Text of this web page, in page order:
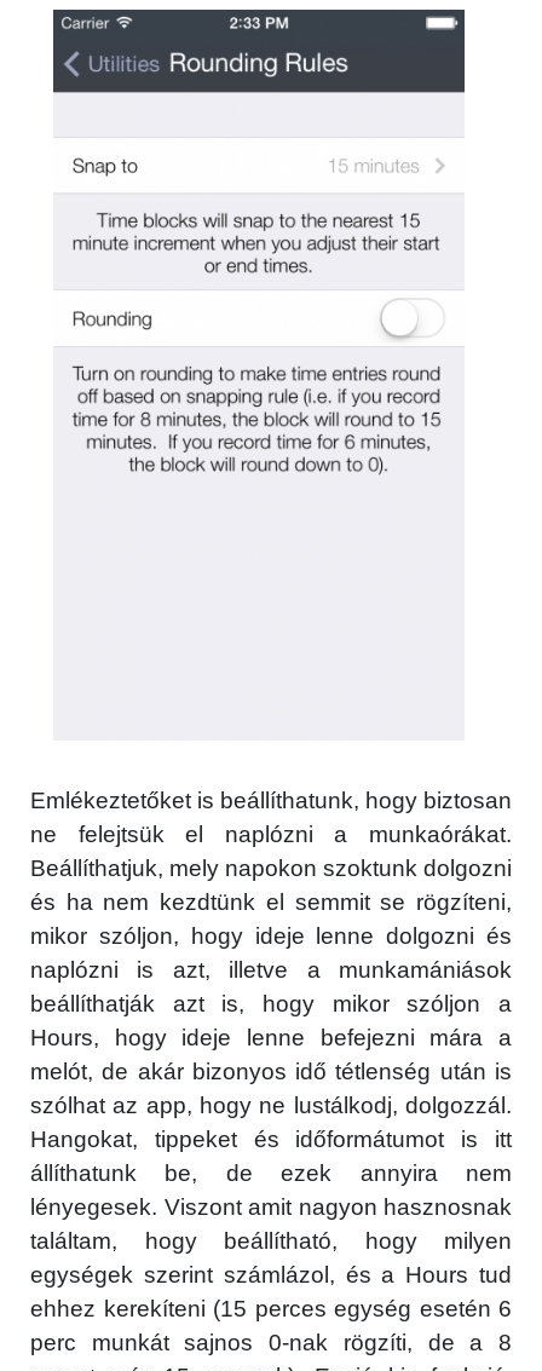
Emlékeztetőket is beállíthatunk, hogy biztosan
ne felejtsük el naplózni a munkaórákat.
Beállíthatjuk, mely napokon szoktunk dolgozni
és ha nem kezdtünk el semmit se rögzíteni,
mikor szóljon, hogy ideje lenne dolgozni és
naplózni is azt, illetve a munkamániások
beállíthatják azt is, hogy mikor szóljon a
Hours, hogy ideje lenne befejezni mára a
melót, de akár bizonyos idő tétlenség után is
szólhat az app, hogy ne lustálkodj, dolgozzál.
Hangokat, tippeket és időformátumot is itt
állíthatunk be, de ezek annyira nem
lényegesek. Viszont amit nagyon hasznosnak
találtam, hogy beállítható, hogy milyen
egységek szerint számlázol, és a Hours tud
ehhez kerekíteni (15 perces egység esetén 6
perc munkát sajnos 0-nak rögzíti, de a 8
Közösség
Használt Apple
Apple szerviz